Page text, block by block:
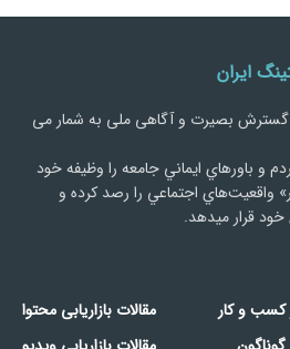
ایران
گسترش بصیرت و آگاهی ملی به شمار می
و باورهاي ايماني جامعه را وظيفه خود
واقعيت‌هاي اجتماعي را رصد کرده و
خود قرار میدهد.
کسب و کار
مقالات بازاریابی محتوا